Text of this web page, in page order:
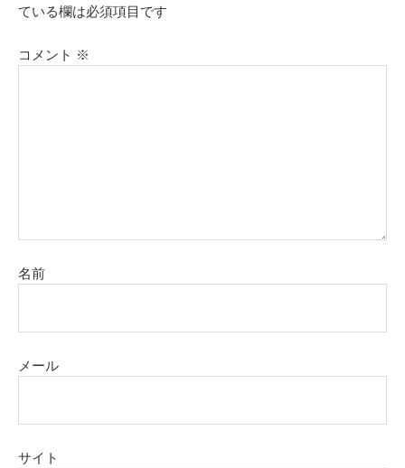
ている欄は必須項目です
コメント ※
名前
メール
サイト